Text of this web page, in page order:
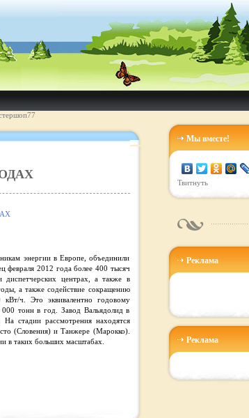
энергии в Европе, объединили
февраля 2012 года более 400 тысяч
центрах, а также в
а также содействие сокращению
ч. Это эквивалентно годовому
тонн в год. Завод Вальядолид в
стадии рассмотрения находятся
(Словения) и Танжере (Марокко).
в таких больших масштабах.
Мы вместе!
Твитнуть
Реклама
Реклама